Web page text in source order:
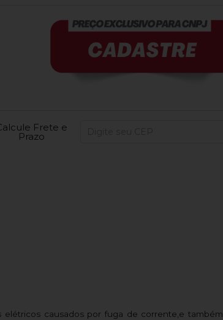
Frete e
Prazo
causados por fuga de corrente,e também